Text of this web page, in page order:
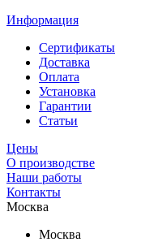
Информация
Сертификаты
Доставка
Оплата
Установка
Гарантии
Статьи
Цены
О производстве
Наши работы
Контакты
Москва
Москва